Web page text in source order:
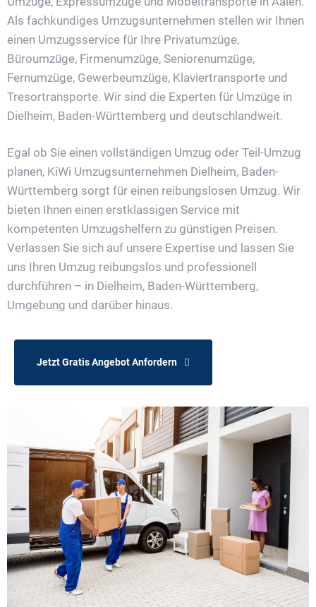
Als fachkundiges Umzugsunternehmen stellen wir Ihnen
einen Umzugsservice für Ihre Privatumzüge,
Büroumzüge, Firmenumzüge, Seniorenumzüge,
Fernumzüge, Gewerbeumzüge, Klaviertransporte und
Tresortransporte. Wir sind die Experten für Umzüge in
Dielheim, Baden-Württemberg und deutschlandweit.
Egal ob Sie einen vollständigen Umzug oder Teil-Umzug
planen, KiWi Umzugsunternehmen Dielheim, Baden-
Württemberg sorgt für einen reibungslosen Umzug. Wir
bieten Ihnen einen erstklassigen Service mit
kompetenten Umzugshelfern zu günstigen Preisen.
Verlassen Sie sich auf unsere Expertise und lassen Sie
uns Ihren Umzug reibungslos und professionell
durchführen – in Dielheim, Baden-Württemberg,
Umgebung und darüber hinaus.
Jetzt Gratis Angebot Anfordern